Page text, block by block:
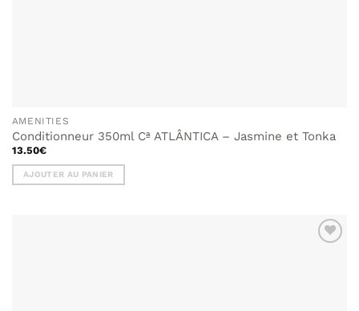
AMENITIES
Conditionneur 350ml Cª ATLÂNTICA – Jasmine et Tonka
13.50€
AJOUTER AU PANIER